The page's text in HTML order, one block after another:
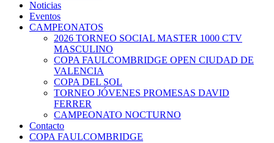
Noticias
Eventos
CAMPEONATOS
2026 TORNEO SOCIAL MASTER 1000 CTV
MASCULINO
COPA FAULCOMBRIDGE OPEN CIUDAD DE
VALENCIA
COPA DEL SOL
TORNEO JÓVENES PROMESAS DAVID
FERRER
CAMPEONATO NOCTURNO
Contacto
COPA FAULCOMBRIDGE